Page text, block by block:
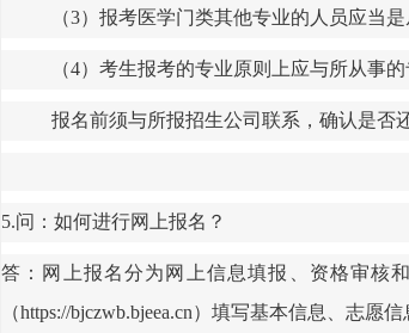
（3）报考医学门类其他专业的人员应当
（4）考生报考的专业原则上应与所从事的
报名前须与所报招生公司联系，确认是否
5.问：如何进行网上报名？
答： 网上报名分为网上信息填报、资格审核
（https://bjczwb.bjeea.cn） 填写基本信息、志愿信